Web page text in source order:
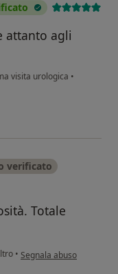
attanto agli
visita urologica •
verificato
Totale
• secondo l'opinione
Segnala abuso